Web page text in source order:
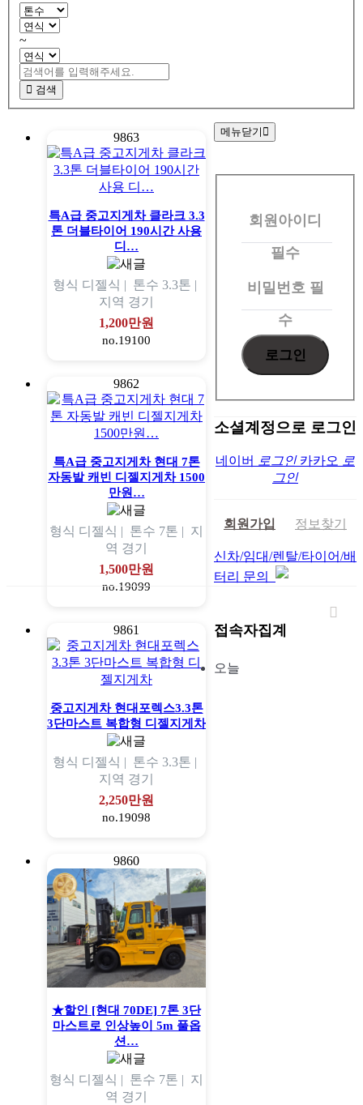
~
검색
9863
특A급 중고지게차 클라크 3.3
톤 더블타이어 190시간 사용
디…
형식 디젤식 | 톤수 3.3톤 |
지역 경기
1,200만원
no.19100
9862
특A급 중고지게차 현대 7톤
자동발 캐빈 디젤지게차 1500
만원…
형식 디젤식 | 톤수 7톤 | 지
역 경기
1,500만원
no.19099
9861
중고지게차 현대포렉스3.3톤
3단마스트 복합형 디젤지게차
형식 디젤식 | 톤수 3.3톤 |
지역 경기
2,250만원
no.19098
9860
★할인 [현대 70DE] 7톤 3단
마스트로 인상높이 5m 풀옵
션…
형식 디젤식 | 톤수 7톤 | 지
역 경기
메뉴닫기
회
회원아이디
필수
비밀번호 필
수
소셜계정으로 로그인
네이버 로그인 카카오 로
그인
회원가입 정보찾기
신차/임대/렌탈/타이어/배
터리 문의
접속자집계
오늘